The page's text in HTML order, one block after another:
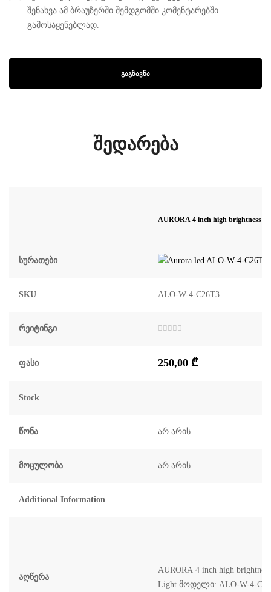
შენახვა ამ ბრაუზერში შემდგომში კომენტარებში
გამოსაყენებლად.
შედარება
AURORA 4 inch high brightness
Სურათები
SKU ALO-W-4-C26T3
Რეიტინგი
დან
Ფასი 250,00 ₾
Stock
Წონა არ არის
Მოცულობა არ არის
Additional Information
Აღწერა
AURORA 4 inch high
Light მოდელი: ALO-W-4-